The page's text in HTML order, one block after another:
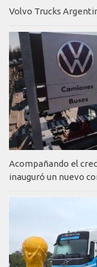
Volvo Trucks
Acompañando el
inauguró un nuevo